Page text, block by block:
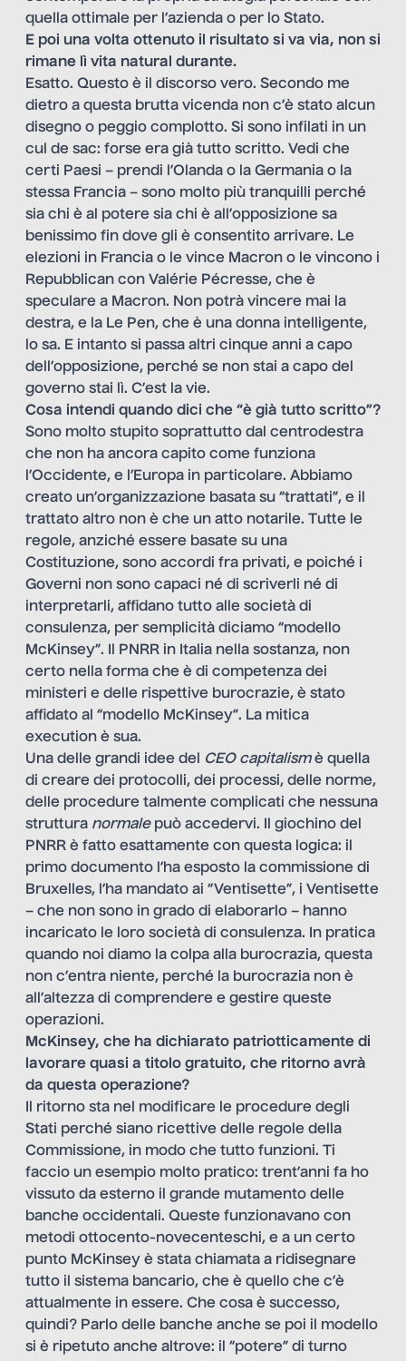
quella ottimale per l’azienda o per lo Stato.
E poi una volta ottenuto il risultato si va via, non si
rimane lì vita natural durante.
Esatto. Questo è il discorso vero. Secondo me
dietro a questa brutta vicenda non c’è stato alcun
disegno o peggio complotto. Si sono infilati in un
cul de sac: forse era già tutto scritto. Vedi che
certi Paesi – prendi l’Olanda o la Germania o la
stessa Francia – sono molto più tranquilli perché
sia chi è al potere sia chi è all’opposizione sa
benissimo fin dove gli è consentito arrivare. Le
elezioni in Francia o le vince Macron o le vincono i
Repubblican con Valérie Pécresse, che è
speculare a Macron. Non potrà vincere mai la
destra, e la Le Pen, che è una donna intelligente,
lo sa. E intanto si passa altri cinque anni a capo
dell’opposizione, perché se non stai a capo del
governo stai lì. C’est la vie.
Cosa intendi quando dici che “è già tutto scritto”?
Sono molto stupito soprattutto dal centrodestra
che non ha ancora capito come funziona
l’Occidente, e l’Europa in particolare. Abbiamo
creato un’organizzazione basata su “trattati”, e il
trattato altro non è che un atto notarile. Tutte le
regole, anziché essere basate su una
Costituzione, sono accordi fra privati, e poiché i
Governi non sono capaci né di scriverli né di
interpretarli, affidano tutto alle società di
consulenza, per semplicità diciamo “modello
McKinsey”. Il PNRR in Italia nella sostanza, non
certo nella forma che è di competenza dei
ministeri e delle rispettive burocrazie, è stato
affidato al “modello McKinsey”. La mitica
execution è sua.
Una delle grandi idee del
CEO capitalismè quella
di creare dei protocolli, dei processi, delle norme,
delle procedure talmente complicati che nessuna
struttura normalepuò accedervi. Il giochino del
PNRR è fatto esattamente con questa logica: il
primo documento l’ha esposto la commissione di
Bruxelles, l’ha mandato ai “Ventisette”, i Ventisette
– che non sono in grado di elaborarlo – hanno
incaricato le loro società di consulenza. In pratica
quando noi diamo la colpa alla burocrazia, questa
non c’entra niente, perché la burocrazia non è
all’altezza di comprendere e gestire queste
operazioni.
McKinsey, che ha dichiarato patriotticamente di
lavorare quasi a titolo gratuito, che ritorno avrà
da questa operazione?
Il ritorno sta nel modificare le procedure degli
Stati perché siano ricettive delle regole della
Commissione, in modo che tutto funzioni. Ti
faccio un esempio molto pratico: trent’anni fa ho
vissuto da esterno il grande mutamento delle
banche occidentali. Queste funzionavano con
metodi ottocento-novecenteschi, e a un certo
punto McKinsey è stata chiamata a ridisegnare
tutto il sistema bancario, che è quello che c’è
attualmente in essere. Che cosa è successo,
quindi? Parlo delle banche anche se poi il modello
si è ripetuto anche altrove: il “potere” di turno